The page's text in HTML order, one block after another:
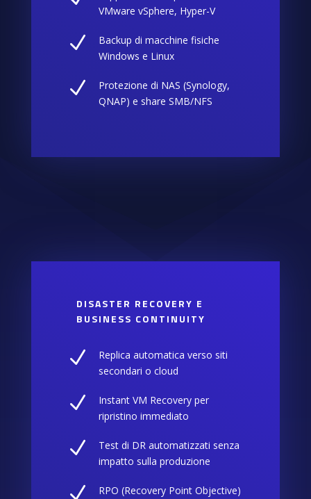
VMware vSphere, Hyper-V
N
Backup di macchine fisiche
Windows e Linux
N
Protezione di NAS (Synology,
QNAP) e share SMB/NFS
DISASTER RECOVERY E
BUSINESS CONTINUITY
N
Replica automatica verso siti
secondari o cloud
N
Instant VM Recovery per
ripristino immediato
N
Test di DR automatizzati senza
impatto sulla produzione
N
RPO (Recovery Point Objective)